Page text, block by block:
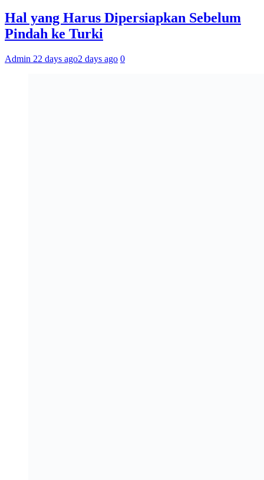
Hal yang Harus Dipersiapkan Sebelum
Pindah ke Turki
Admin 22 days ago2 days ago 0